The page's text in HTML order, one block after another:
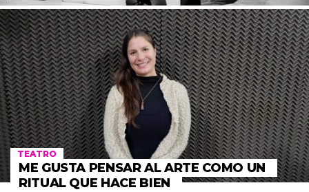
TEATRO
ME GUSTA PENSAR AL ARTE COMO UN
RITUAL QUE HACE BIEN